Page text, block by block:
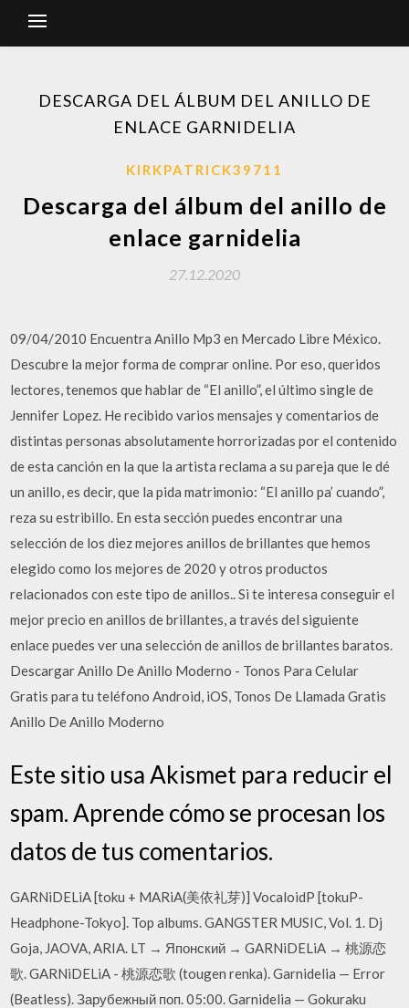
DESCARGA DEL ÁLBUM DEL ANILLO DE
ENLACE GARNIDELIA
KIRKPATRICK39711
Descarga del álbum del anillo de
enlace garnidelia
27.12.2020
09/04/2010 Encuentra Anillo Mp3 en Mercado Libre México.
Descubre la mejor forma de comprar online. Por eso, queridos
lectores, tenemos que hablar de “El anillo”, el último single de
Jennifer Lopez. He recibido varios mensajes y comentarios de
distintas personas absolutamente horrorizadas por el contenido
de esta canción en la que la artista reclama a su pareja que le dé
un anillo, es decir, que la pida matrimonio: “El anillo pa’ cuando”,
reza su estribillo. En esta sección puedes encontrar una
selección de los diez mejores anillos de brillantes que hemos
elegido como los mejores de 2020 y otros productos
relacionados con este tipo de anillos.. Si te interesa conseguir el
mejor precio en anillos de brillantes, a través del siguiente
enlace puedes ver una selección de anillos de brillantes baratos.
Descargar Anillo De Anillo Moderno - Tonos Para Celular
Gratis para tu teléfono Android, iOS, Tonos De Llamada Gratis
Anillo De Anillo Moderno
Este sitio usa Akismet para reducir el
spam. Aprende cómo se procesan los
datos de tus comentarios.
GARNiDELiA [toku + MARiA(美依礼芽)] VocaloidP [tokuP-
Headphone-Tokyo]. Top albums. GANGSTER MUSIC, Vol. 1. Dj
Goja, JAOVA, ARIA. LT → Японский → GARNiDELiA → 桃源恋
歌. GARNiDELiA - 桃源恋歌 (tougen renka). Garnidelia — Error
(Beatless). Зарубежный поп. 05:00. Garnidelia — Gokuraku